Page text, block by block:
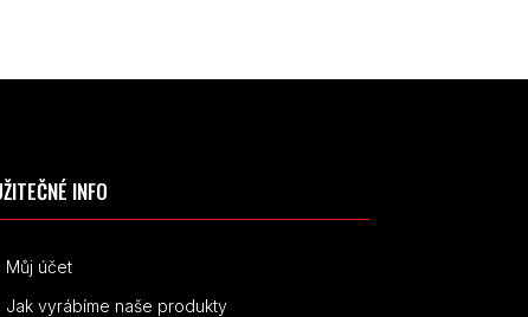
INFO
Můj účet
Jak vyrábíme naše produkty